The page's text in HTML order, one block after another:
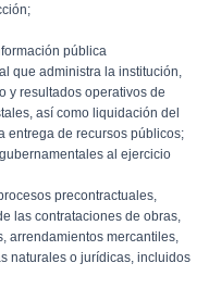
pública
que administra la institución,
y resultados operativos de
así como liquidación del
entrega de recursos públicos;
al ejercicio
precontractuales,
las contrataciones de obras,
arrendamientos mercantiles,
naturales o jurídicas, incluidos